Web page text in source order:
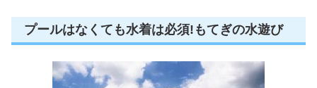
プールはなくても水着は必須!もてぎの水遊び